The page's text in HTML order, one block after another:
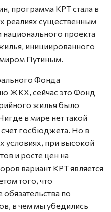
программа КРТ стала в
реалиях существенным
проекта
инициированного
Путиным.
Фонда
ЖКХ, сейчас это Фонд
жилья было
в мире нет такой
госбюджета. Но в
условиях, при высокой
и росте цен на
вариант КРТ является
того, что
по
в чем мы убедились